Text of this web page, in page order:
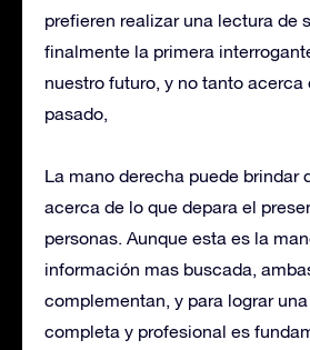
prefieren realizar una lectura de
finalmente la primera
nuestro futuro, y no tanto acerca
pasado,
La mano derecha puede brindar
acerca de lo que depara el
personas. Aunque esta es la
información mas buscada,
complementan, y para lograr
completa y profesional es